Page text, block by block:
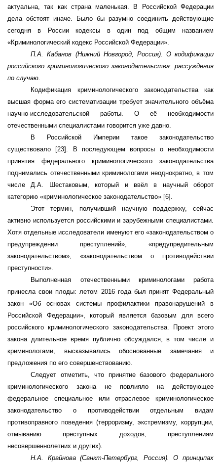
актуальна, так как страна маленькая. В Российской Федерации
дела обстоят иначе. Было бы разумно соединить действующие
сегодня в России кодексы в один под общим названием
«Криминологический кодекс Российской Федерации».
П.А. Кабанов (Нижний Новгород, Россия). О кодификации
российского криминологического законодательства: рассуждения
по случаю.
Кодификация криминологического законодательства как
высшая форма его систематизации требует значительного объёма
научно-исследовательской работы. О её необходимости
отечественными специалистами говорится уже давно.
В Российской Империи такое законодательство
существовало
[23]. В последующем вопросы о необходимости
принятия федерального криминологического законодательства
поднимались отечественными криминологами неоднократно, в том
числе Д.А. Шестаковым, который и ввёл в научный оборот
категорию «криминологическое законодательство» [6] .
Этот термин, получивший научную поддержку, сейчас
активно используется российскими и зарубежными специалистами.
Хотя отдельные исследователи именуют его «законодательством о
предупреждении преступлений», «предупредительным
законодательством», «законодательством о противодействии
преступности».
Выполненная отечественными криминологами работа
принесла свои плоды: летом 2016 года был принят Федеральный
закон «Об основах системы профилактики правонарушений в
Российской Федерации», который является базовым для всего
российского криминологического законодательства. Проект этого
закона длительное время публично обсуждался, в том числе и
криминологами, высказывались обоснованные замечания и
предложения по его совершенствованию.
Следует отметить, что принятие базового федерального
криминологического закона не повлияло на действующее
федеральное специальное или отраслевое криминологическое
законодательство о противодействии отдельным видам
противоправного поведения (терроризму, экстремизму, коррупции,
отмыванию преступных доходов, преступлениям
несовершеннолетних и других).
Н.А. Крайнова (Санкт-Петербург, Россия). О принципах